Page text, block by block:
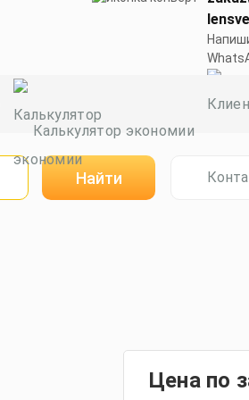
Калькулятор экономии
Найти
Цена по